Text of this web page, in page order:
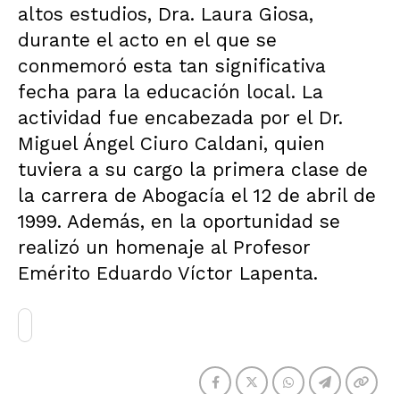
altos estudios, Dra. Laura Giosa,
durante el acto en el que se
conmemoró esta tan significativa
fecha para la educación local. La
actividad fue encabezada por el Dr.
Miguel Ángel Ciuro Caldani, quien
tuviera a su cargo la primera clase de
la carrera de Abogacía el 12 de abril de
1999. Además, en la oportunidad se
realizó un homenaje al Profesor
Emérito Eduardo Víctor Lapenta.